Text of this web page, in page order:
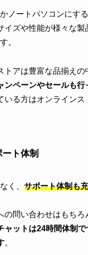
ノートパソコンにす
イズや性能が様々な製
。
トアは豊富な品揃えの
ンペーンやセールも行
いる方はオンラインス
ト体制
く、 サポート体制も
の問い合わせはもちろ
ャットは24時間体制
。